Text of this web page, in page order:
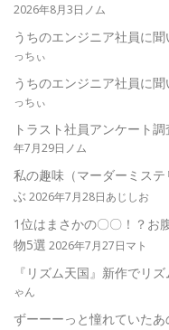
2026年8月3日ノム
うちのエンジニア社員に
っちぃ
うちのエンジニア社員に
っちぃ
トラスト社員アンケート
年7月29日ノム
私の趣味（マーダーミス
ぶ2026年7月28日あじしお
1位はまさかの〇〇！？お
物5選 2026年7月27日マト
『リズム天国』新作でリ
ゃん
ずーーーっと憧れていた